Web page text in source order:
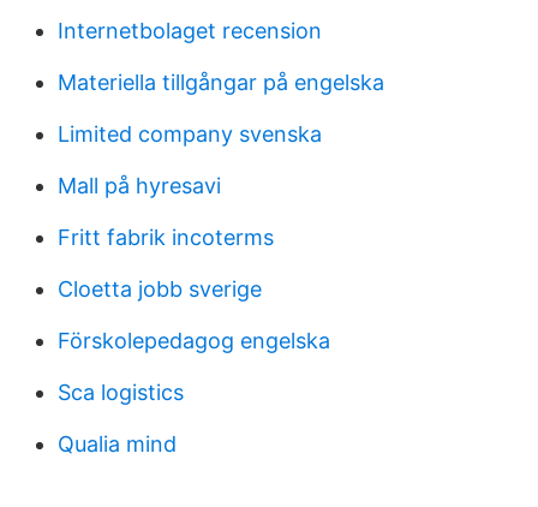
Internetbolaget recension
Materiella tillgångar på engelska
Limited company svenska
Mall på hyresavi
Fritt fabrik incoterms
Cloetta jobb sverige
Förskolepedagog engelska
Sca logistics
Qualia mind